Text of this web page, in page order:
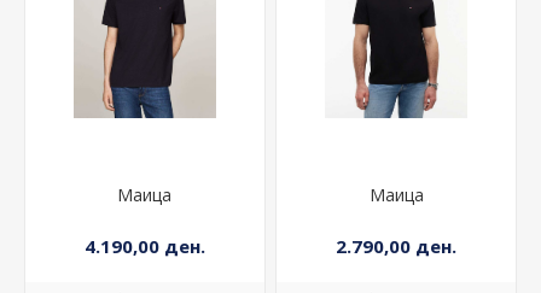
Маица
4.190,00 ден.
Маица
2.790,00 ден.